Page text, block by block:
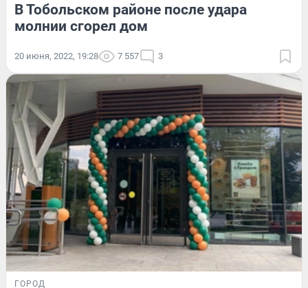
В Тобольском районе после удара
молнии сгорел дом
20 июня, 2022, 19:28 7 557 3
ГОРОД